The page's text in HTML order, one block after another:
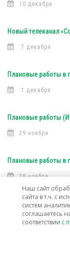
10 декабря
Новый телеканал
7 декабря
Плановые работы в
1 декабря
Плановые работы
29 ноября
Плановые работы в
28 ноября
Изменение тарифов
21 ноября
Плановые работы в
Наш сайт
сайта в т.ч. с
систем
соглашаетесь
соответствии с